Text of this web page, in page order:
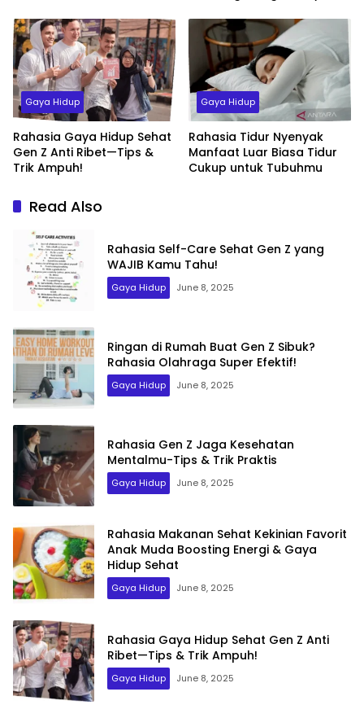
Gaya Hidup
Rahasia Gaya Hidup Sehat
Gen Z Anti Ribet—Tips &
Trik Ampuh!
Gaya Hidup
Rahasia Tidur Nyenyak
Manfaat Luar Biasa Tidur
Cukup untuk Tubuhmu
Read Also
Rahasia Self-Care Sehat Gen Z yang
WAJIB Kamu Tahu!
Gaya Hidup June 8, 2025
Ringan di Rumah Buat Gen Z Sibuk?
Rahasia Olahraga Super Efektif!
Gaya Hidup June 8, 2025
Rahasia Gen Z Jaga Kesehatan
Mentalmu-Tips & Trik Praktis
Gaya Hidup June 8, 2025
Rahasia Makanan Sehat Kekinian Favorit
Anak Muda Boosting Energi & Gaya
Hidup Sehat
Gaya Hidup June 8, 2025
Rahasia Gaya Hidup Sehat Gen Z Anti
Ribet—Tips & Trik Ampuh!
Gaya Hidup June 8, 2025